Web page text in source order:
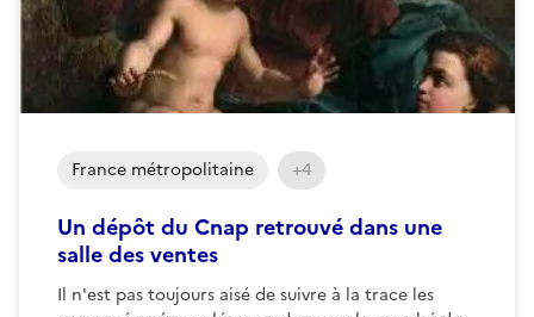
Un dépôt du Cnap retrouvé dans une
salle des ventes
Il n'est pas toujours aisé de suivre à la trace les
France métropolitaine +4